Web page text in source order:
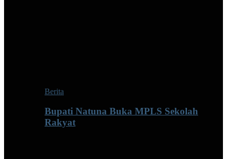
Berita
Bupati Natuna Buka MPLS Sekolah
Rakyat